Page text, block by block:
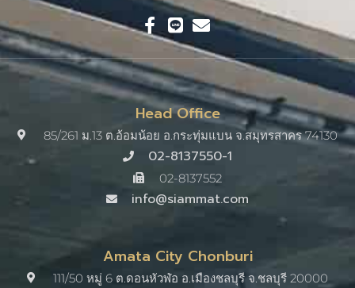
Head Office
85/261 ม.13 ต.อ้อมน้อย อ.กระทุ่มแบน จ.สมุทรสาคร 74130
02-8137550-1
02-8137552
info@siammat.com
Amata City Chonburi
111/50 หมู่ 6 ต.ดอนหัวฬ่อ อ.เมืองชลบุรี จ.ชลบุรี 20000​